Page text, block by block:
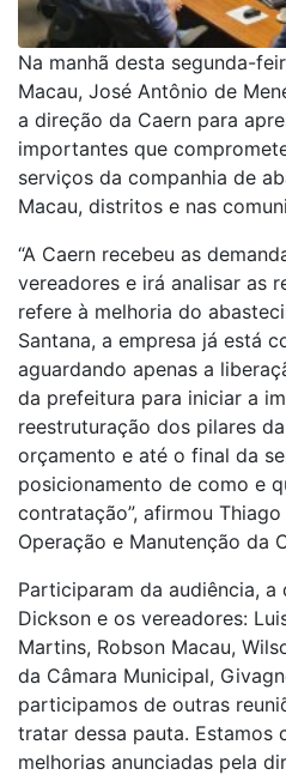
Na manhã desta segunda-
Macau, José Antônio de
a direção da Caern para
importantes que
serviços da companhia de
Macau, distritos e nas
“A Caern recebeu as
vereadores e irá analisar as
refere à melhoria do
Santana, a empresa já está
aguardando apenas a
da prefeitura para iniciar a
reestruturação dos pilares
orçamento e até o final da
posicionamento de como e
contratação”, afirmou
Operação e Manutenção da
Participaram da audiência,
Dickson e os vereadores:
Martins, Robson Macau,
da Câmara Municipal,
participamos de outras
tratar dessa pauta. Estamos
melhorias anunciadas pela